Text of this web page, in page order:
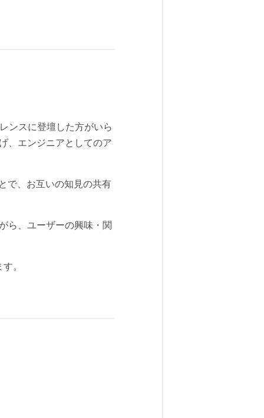
ンスに登壇した方がいら
、エンジニアとしてのア
で、お互いの知見の共有
ら、ユーザーの興味・関
。